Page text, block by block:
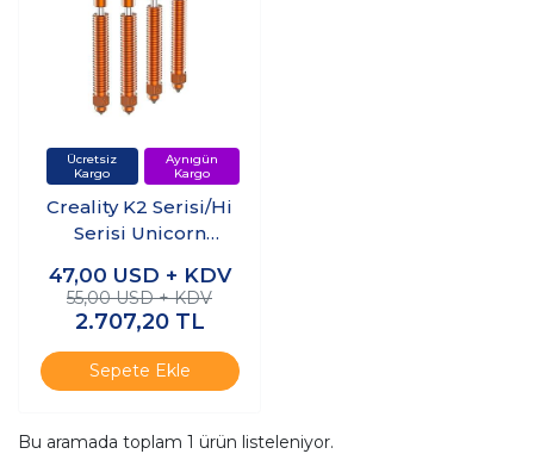
Creality K2 Serisi/Hi
Serisi Unicorn
Kit
47,00 USD + KDV
55,00 USD + KDV
2.707,20 TL
Sepete Ekle
Bu aramada toplam 1 ürün listeleniyor.